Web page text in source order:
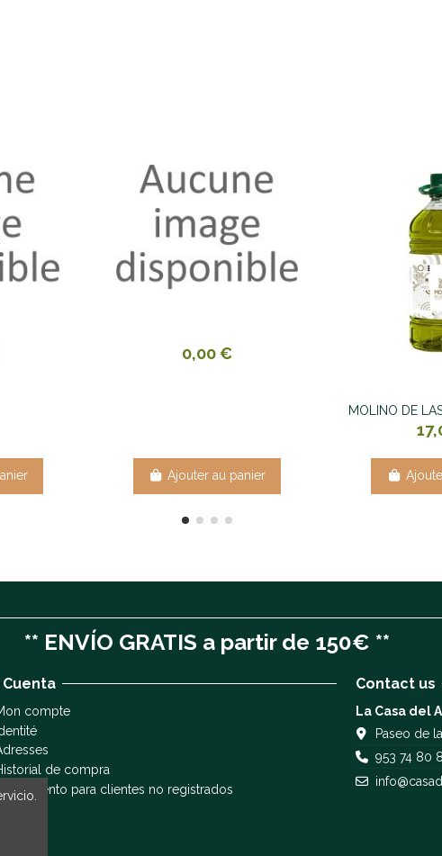
0,00 €
Ajouter au panier
MOLINO DE
** ENVÍO GRATIS a partir de 150€ **
Cuenta
compte
de compra
Seguimiento para clientes no registrados
Contact us
La Casa del
Paseo de
953 74 80